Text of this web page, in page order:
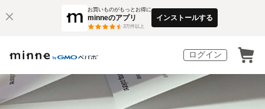
お買いものがもっとお得に
minneのアプリ
3万件以上
インストールする
ログイン